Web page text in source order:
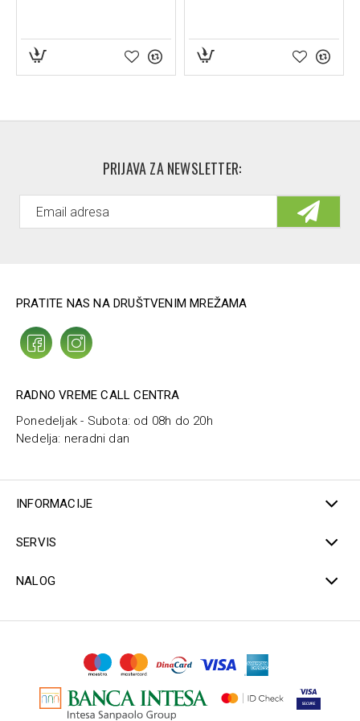
PRIJAVA ZA NEWSLETTER:
PRATITE NAS NA DRUŠTVENIM MREŽAMA
RADNO VREME CALL CENTRA
Ponedeljak - Subota: od 08h do 20h
Nedelja: neradni dan
INFORMACIJE
SERVIS
NALOG